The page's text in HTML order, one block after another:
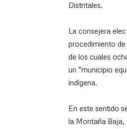
Distritales.
La consejera
procedimiento
de los cuales
un “municipio
indígena.
En este sentido
la Montaña Baja,